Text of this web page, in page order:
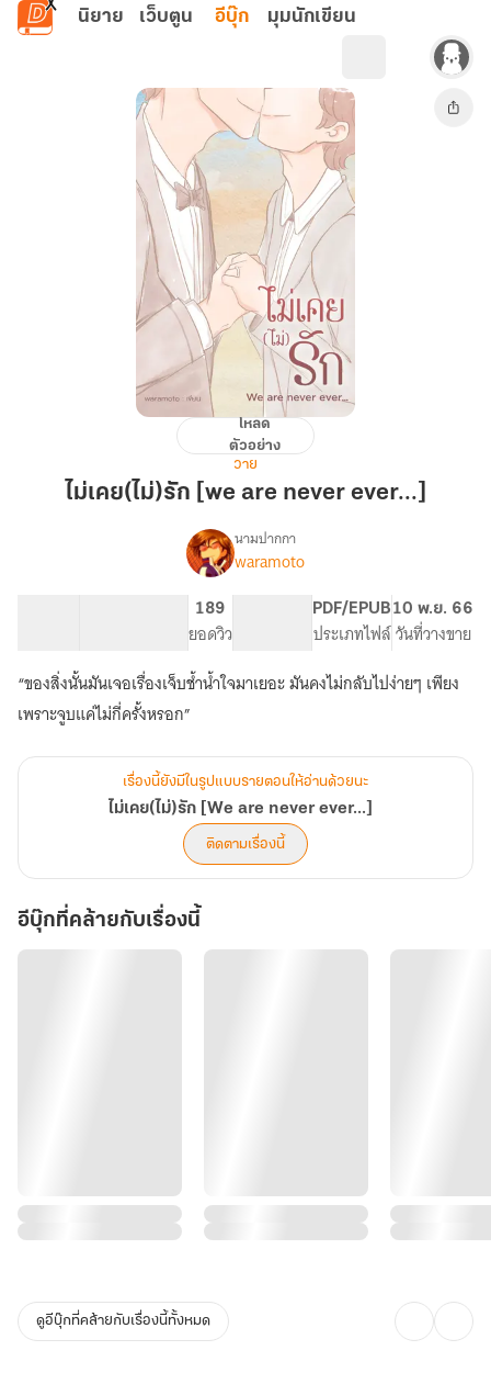
ข้ามไปยังเนื้อหาหลัก
นิยาย เว็บตูน อีบุ๊ก มุมนักเขียน
เคย(ไม่)รัก
[we
are
ever...]
โหลด
ตัวอย่าง
วาย
ไม่เคย(ไม่)รัก [we are never ever...]
เรื่อง
เคย(ไม่)รัก
ever...]
นามปากกา
waramoto
189
ยอดวิว
PDF/EPUB
ประเภทไฟล์
10 พ.ย. 66
วันที่วางขาย
“ของสิ่งนั้นมันเจอเรื่องเจ็บช้ำน้ำใจมาเยอะ มันคงไม่กลับไปง่ายๆ เพียง
เพราะจูบแค่ไม่กี่ครั้งหรอก”
เรื่องนี้ยังมีในรูปแบบรายตอนให้อ่านด้วยนะ
ไม่เคย(ไม่)รัก [We are never ever...]
ติดตามเรื่องนี้
อีบุ๊กที่คล้ายกับเรื่องนี้
ดูอีบุ๊กที่คล้ายกับเรื่องนี้ทั้งหมด